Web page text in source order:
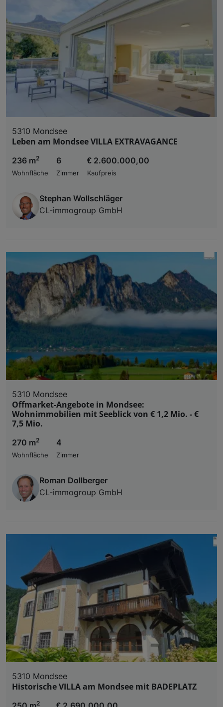
5310 Mondsee
Leben am Mondsee VILLA EXTRAVAGANCE
236 m2
Wohnfläche
6
Zimmer
€ 2.600.000,00
Kaufpreis
Stephan Wollschläger
CL-immogroup GmbH
5310 Mondsee
Offmarket-Angebote in Mondsee:
Wohnimmobilien mit Seeblick von € 1,2 Mio. - €
7,5 Mio.
270 m2
Wohnfläche
4
Zimmer
Roman Dollberger
CL-immogroup GmbH
5310 Mondsee
Historische VILLA am Mondsee mit BADEPLATZ
2